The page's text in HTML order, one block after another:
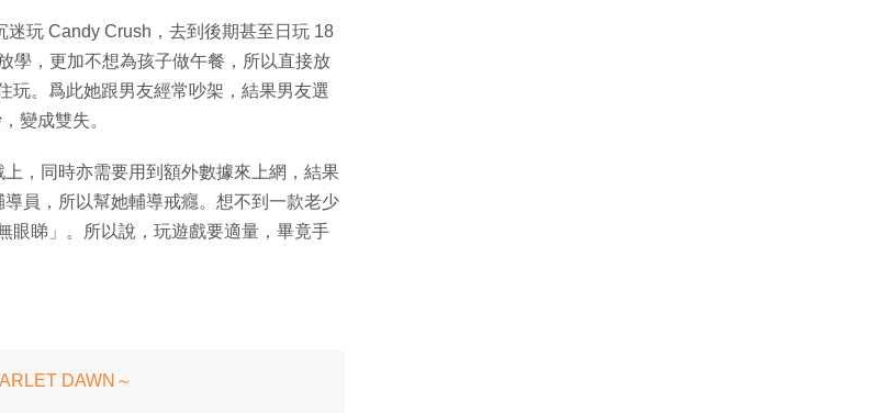
玩 Candy Crush，去到後期甚至日玩 18
學，更加不想為孩子做午餐，所以直接放
玩。爲此她跟男友經常吵架，結果男友選
變成雙失。
，同時亦需要用到額外數據來上網，結果
員，所以幫她輔導戒癮。想不到一款老少
眼睇」。所以說，玩遊戲要適量，畢竟手
DAWN～